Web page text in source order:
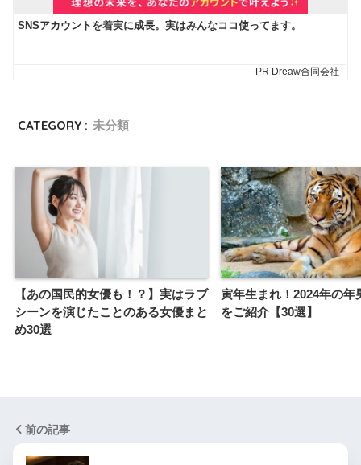
CATEGORY : 未分類
【あの国民的女優も！？】実はラブ
シーンを演じたことのある女優まと
め30選
寅年生まれ！2024年の年
をご紹介【30選】
前の記事